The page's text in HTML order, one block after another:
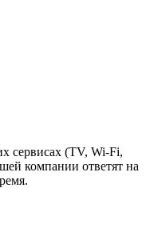
сервисах (TV, Wi-Fi,
компании ответят на